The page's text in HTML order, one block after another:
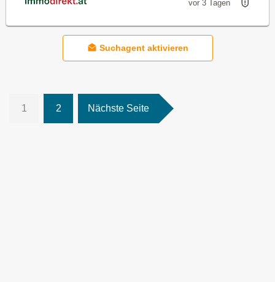
vor 3 Tagen
Suchagent aktivieren
1 2 Nächste Seite